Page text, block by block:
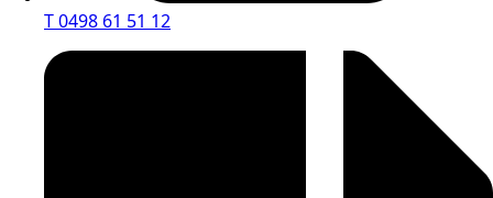
T 0498 61 51 12